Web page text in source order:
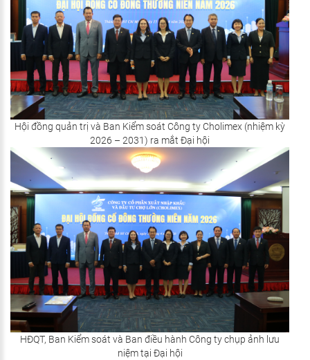
Hội đồng quản trị và Ban Kiểm soát Công ty Cholimex (nhiệm kỳ
2026 – 2031) ra mắt Đại hội
HĐQT, Ban Kiểm soát và Ban điều hành Công ty chụp ảnh lưu
niệm tại Đại hội